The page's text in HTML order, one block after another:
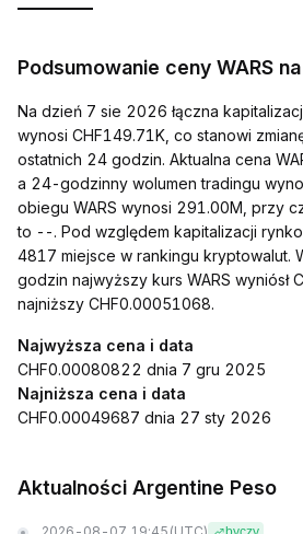
Podsumowanie ceny WARS
Na dzień 7 sie 2026 łączna
wynosi CHF149.71K, co stanowi
ostatnich 24 godzin. Aktualna cena
a 24-godzinny wolumen tradingu
obiegu WARS wynosi 291.00M, przy
to --. Pod względem kapitalizacji
4817 miejsce w rankingu kryptowalut.
godzin najwyższy kurs WARS wyniósł
najniższy CHF0.00051068.
Najwyższa cena i data
CHF0.00080822 dnia 7 gru 2025
Najniższa cena i data
CHF0.00049687 dnia 27 sty 2026
Aktualności Argentine Peso